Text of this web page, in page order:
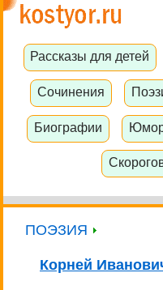
Рассказы для детей
Сочинения
Биографии
ПОЭЗИЯ
Корней